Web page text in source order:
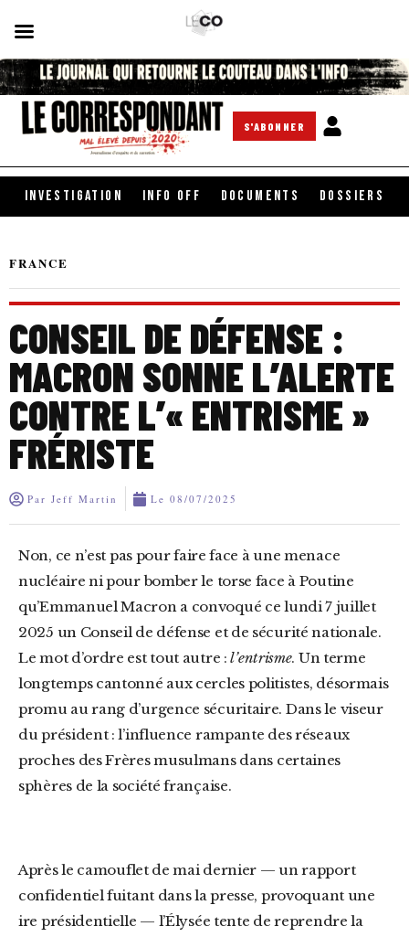
S'ABONNER
INVESTIGATION INFO OFF DOCUMENTS DOSSIERS
FRANCE
CONSEIL DE DÉFENSE :
MACRON SONNE L’ALERTE
CONTRE L’« ENTRISME »
FRÉRISTE
Par Jeff Martin Le 08/07/2025
Non, ce n’est pas pour faire face à une menace
nucléaire ni pour bomber le torse face à Poutine
qu’Emmanuel Macron a convoqué ce lundi 7 juillet
2025 un Conseil de défense et de sécurité nationale.
Le mot d’ordre est tout autre :l’entrisme. Un terme
longtemps cantonné aux cercles politistes, désormais
promu au rang d’urgence sécuritaire. Dans le viseur
du président : l’influence rampante des réseaux
proches des Frères musulmans dans certaines
sphères de la société française.
Après le camouflet de mai dernier — un rapport
confidentiel fuitant dans la presse, provoquant une
ire présidentielle — l’Élysée tente de reprendre la